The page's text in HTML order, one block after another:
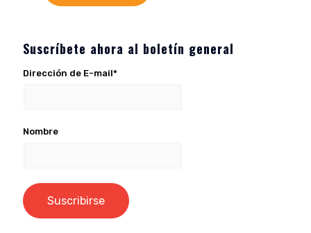
Suscríbete ahora al boletín general
Dirección de E-mail*
Nombre